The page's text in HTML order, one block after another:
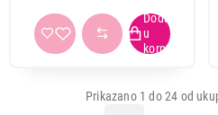
Prikazano 1 do 24 od